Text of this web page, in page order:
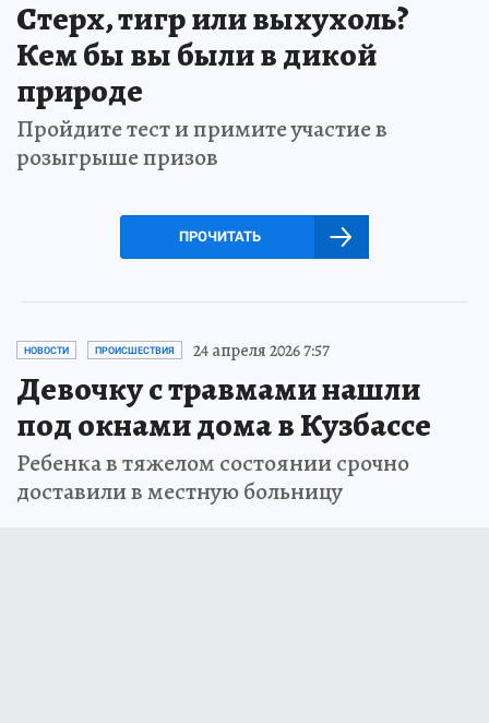
Стерх, тигр или выхухоль?
Кем бы вы были в дикой
природе
Пройдите тест и примите участие в
розыгрыше призов
ПРОЧИТАТЬ
НОВОСТИ ПРОИСШЕСТВИЯ 24 апреля 2026 7:57
Девочку с травмами нашли
под окнами дома в Кузбассе
Ребенка в тяжелом состоянии срочно
доставили в местную больницу